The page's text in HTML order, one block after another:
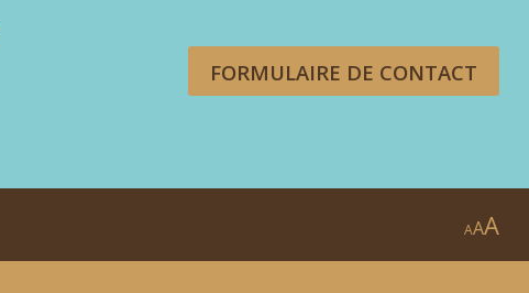
FORMULAIRE DE CONTACT
AAA